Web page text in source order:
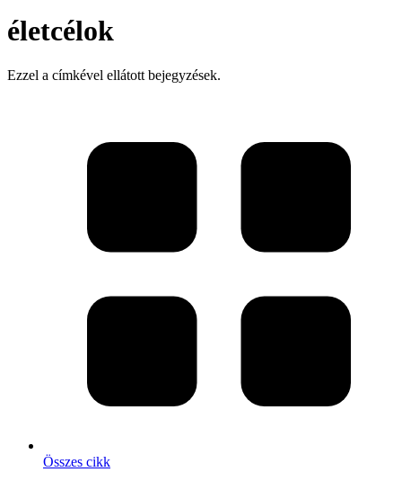
életcélok
Ezzel a címkével ellátott bejegyzések.
Összes cikk